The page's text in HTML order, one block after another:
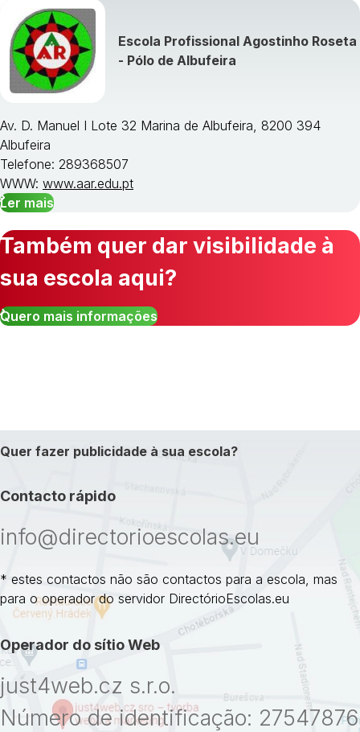
Escola Profissional Agostinho Roseta
- Pólo de Albufeira
Av. D. Manuel I Lote 32 Marina de Albufeira, 8200 394
Albufeira
Telefone: 289368507
WWW: www.aar.edu.pt
Ler mais
Também quer dar visibilidade à
sua escola aqui?
Quero mais informações
Quer fazer publicidade à sua escola?
Contacto rápido
info@directorioescolas.eu
* estes contactos não são contactos para a escola, mas
para o operador do servidor DirectórioEscolas.eu
Operador do sítio Web
just4web.cz s.r.o.
Número de identificação: 27547876